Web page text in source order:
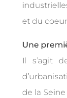
et du
Une
Il s’agit
de la